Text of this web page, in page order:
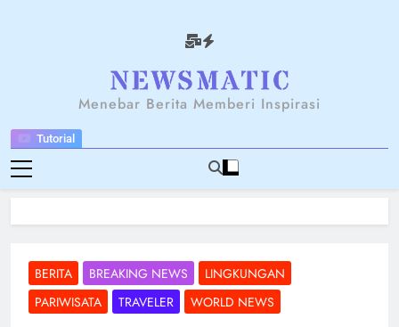
Tutorial
NEWSANTARA
Menebar Berita Memberi Inspirasi
BERITA BREAKING NEWS
LINGKUNGAN
PARIWISATA
TRAVELER WORLD NEWS